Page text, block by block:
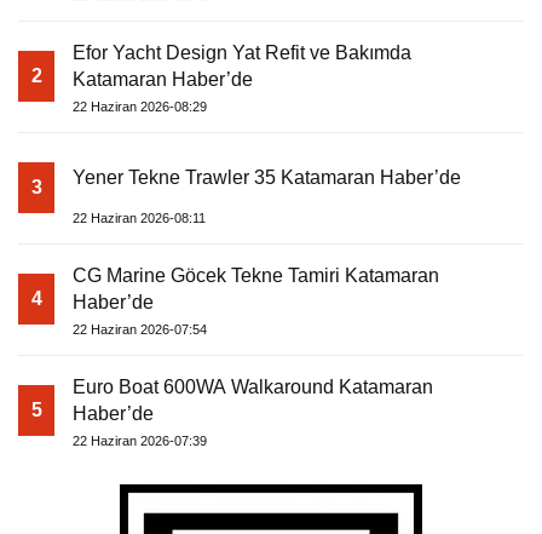
2
Efor Yacht Design Yat Refit ve Bakımda
Katamaran Haber’de
22 Haziran 2026-08:29
3 Yener Tekne Trawler 35 Katamaran Haber’de
22 Haziran 2026-08:11
4
CG Marine Göcek Tekne Tamiri Katamaran
Haber’de
22 Haziran 2026-07:54
5
Euro Boat 600WA Walkaround Katamaran
Haber’de
22 Haziran 2026-07:39